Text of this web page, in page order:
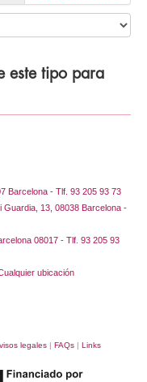
este tipo para
Barcelona - Tlf. 93 205 93 73
13, 08038 Barcelona -
08017 - Tlf. 93 205 93
ubicación
legales| FAQs| Links